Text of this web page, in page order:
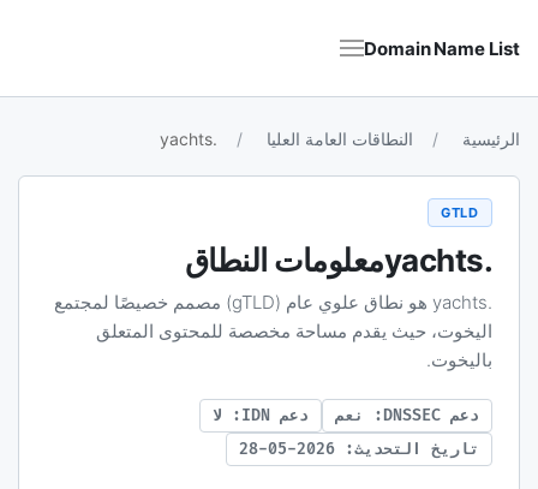
Domain Name List
الرئيسية النطاقات العامة العليا .yachts
GTLD
.yachts معلومات النطاق
.yachts هو نطاق علوي عام (gTLD) مصمم خصيصًا لمجتمع
اليخوت، حيث يقدم مساحة مخصصة للمحتوى المتعلق
باليخوت.
دعم DNSSEC: نعم
دعم IDN: لا
تاريخ التحديث: 2026-05-28